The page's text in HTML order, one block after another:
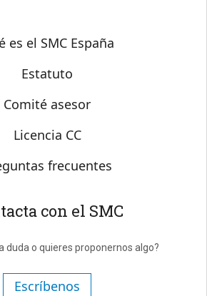
España
es el SMC España
Estatuto
Comité asesor
Licencia CC
frecuentes
con el SMC
duda o quieres proponernos algo?
Escríbenos